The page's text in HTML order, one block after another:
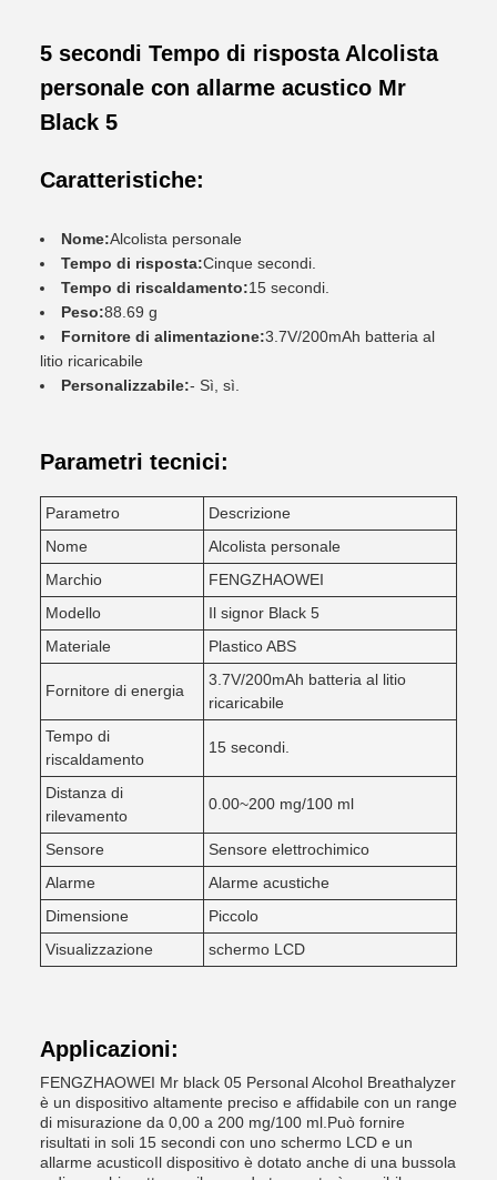
5 secondi Tempo di risposta Alcolista
personale con allarme acustico Mr
Black 5
Caratteristiche:
Nome:Alcolista personale
Tempo di risposta:Cinque secondi.
Tempo di riscaldamento:15 secondi.
Peso:88.69 g
Fornitore di alimentazione:3.7V/200mAh batteria al
litio ricaricabile
Personalizzabile:- Sì, sì.
Parametri tecnici:
Parametro
Descrizione
Nome
Alcolista personale
Marchio
FENGZHAOWEI
Modello
Il signor Black 5
Materiale
Plastico ABS
Fornitore di energia
3.7V/200mAh batteria al litio
ricaricabile
Tempo di
riscaldamento
15 secondi.
Distanza di
rilevamento
0.00~200 mg/100 ml
Sensore
Sensore elettrochimico
Alarme
Alarme acustiche
Dimensione
Piccolo
Visualizzazione
schermo LCD
Applicazioni:
FENGZHAOWEI Mr black 05 Personal Alcohol Breathalyzer
è un dispositivo altamente preciso e affidabile con un range
di misurazione da 0,00 a 200 mg/100 ml.Può fornire
risultati in soli 15 secondi con uno schermo LCD e un
allarme acusticoIl dispositivo è dotato anche di una bussola